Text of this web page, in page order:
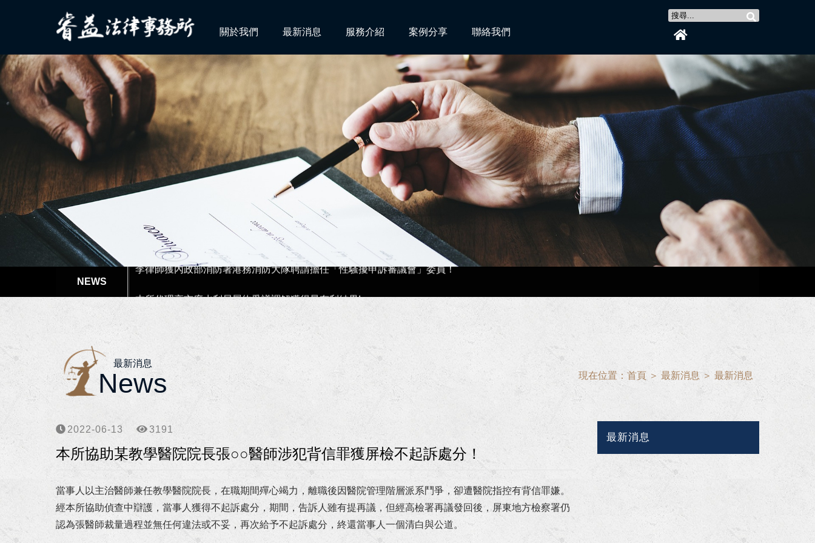
關於我們 最新消息 服務介紹 案例分享 聯絡我們
狂賀！本所代理郭○英女士被訴請求損害賠償事件獲高雄地院全部勝訴判決！
李律師獲內政部消防署港務消防大隊聘請擔任「性騷擾申訴審議會」委員！
本所協助楊女士涉犯偽造文書等案件獲屏東地檢署不起訴處分書！
狂賀！本所獲高雄市政府原住民族事務委員會獲聘為法律顧問！
狂賀！李律師獲聘為南部科學園區管理局第七屆勞資爭議調解委員！
狂賀！李律師獲聘為高雄市政府勞工局第6屆勞資爭議仲裁委員及仲裁人！
狂賀！本所協助向小姐涉犯詐欺、洗錢等案獲高雄地檢署不起訴處分！
狂賀！本所協助柯00員警等四人涉犯強制罪等案獲高雄地方檢察署不起訴處分確定！
李律師獲海洋委員會海巡署東南沙分署聘任為國家賠償事件處理小組委員！
李律師獲高雄市政府警察局聘任為法律諮詢委員！
最新消息
News 現在位置： 首頁 ＞ 最新消息 ＞ 最新消息
最新消息
2022-06-13 3191
本所協助某教學醫院院長張○○醫師涉犯背信罪獲屏檢不起訴處分！
當事人以主治醫師兼任教學醫院院長，在職期間殫心竭力，離職後因醫院管理階層派系鬥爭，卻遭醫院指控有背信罪嫌。
經本所協助偵查中辯護，當事人獲得不起訴處分，期間，告訴人雖有提再議，但經高檢署再議發回後，屏東地方檢察署仍
認為張醫師裁量過程並無任何違法或不妥，再次給予不起訴處分，終還當事人一個清白與公道。